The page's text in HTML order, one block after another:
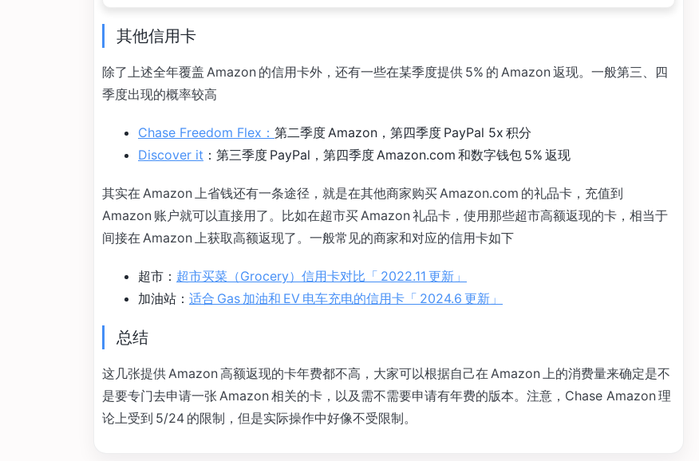
其他信用卡
除了上述全年覆盖 Amazon 的信用卡外，还有一些在某季度提供 5% 的 Amazon 返现。一般第三、四
季度出现的概率较高
Chase Freedom Flex： 第二季度 Amazon，第四季度 PayPal 5x 积分
Discover it ：第三季度 PayPal，第四季度 Amazon.com 和数字钱包 5% 返现
其实在 Amazon 上省钱还有一条途径，就是在其他商家购买 Amazon.com 的礼品卡，充值到
Amazon 账户就可以直接用了。比如在超市买 Amazon 礼品卡，使用那些超市高额返现的卡，相当于
间接在 Amazon 上获取高额返现了。一般常见的商家和对应的信用卡如下
超市： 超市买菜（Grocery）信用卡对比「 2022.11 更新」
加油站： 适合 Gas 加油和 EV 电车充电的信用卡「 2024.6 更新」
总结
这几张提供 Amazon 高额返现的卡年费都不高，大家可以根据自己在 Amazon 上的消费量来确定是不
是要专门去申请一张 Amazon 相关的卡，以及需不需要申请有年费的版本。注意，Chase Amazon 理
论上受到 5/24 的限制，但是实际操作中好像不受限制。